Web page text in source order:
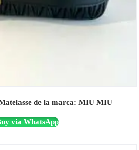
de la marca: MIU MIU
via WhatsApp